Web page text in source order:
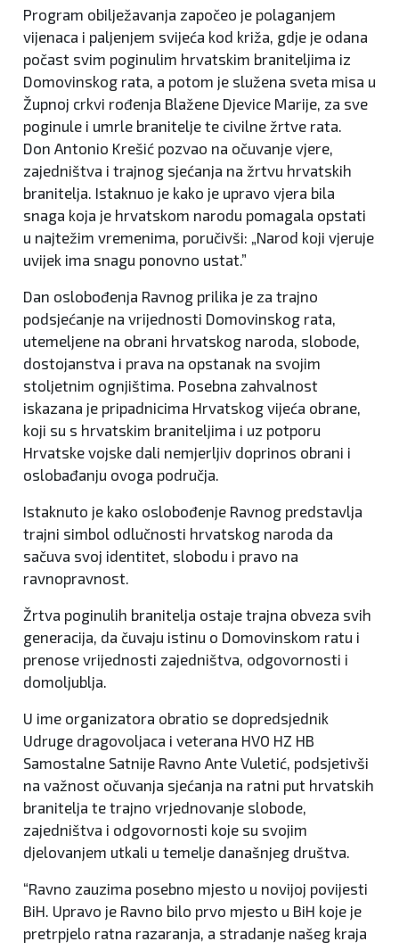
Program obilježavanja započeo je polaganjem
vijenaca i paljenjem svijeća kod križa, gdje je odana
počast svim poginulim hrvatskim braniteljima iz
Domovinskog rata, a potom je služena sveta misa u
Župnoj crkvi rođenja Blažene Djevice Marije, za sve
poginule i umrle branitelje te civilne žrtve rata.
Don Antonio Krešić pozvao na očuvanje vjere,
zajedništva i trajnog sjećanja na žrtvu hrvatskih
branitelja. Istaknuo je kako je upravo vjera bila
snaga koja je hrvatskom narodu pomagala opstati
u najtežim vremenima, poručivši: „Narod koji vjeruje
uvijek ima snagu ponovno ustat.”
Dan oslobođenja Ravnog prilika je za trajno
podsjećanje na vrijednosti Domovinskog rata,
utemeljene na obrani hrvatskog naroda, slobode,
dostojanstva i prava na opstanak na svojim
stoljetnim ognjištima. Posebna zahvalnost
iskazana je pripadnicima Hrvatskog vijeća obrane,
koji su s hrvatskim braniteljima i uz potporu
Hrvatske vojske dali nemjerljiv doprinos obrani i
oslobađanju ovoga područja.
Istaknuto je kako oslobođenje Ravnog predstavlja
trajni simbol odlučnosti hrvatskog naroda da
sačuva svoj identitet, slobodu i pravo na
ravnopravnost.
Žrtva poginulih branitelja ostaje trajna obveza svih
generacija, da čuvaju istinu o Domovinskom ratu i
prenose vrijednosti zajedništva, odgovornosti i
domoljublja.
U ime organizatora obratio se dopredsjednik
Udruge dragovoljaca i veterana HVO HZ HB
Samostalne Satnije Ravno Ante Vuletić, podsjetivši
na važnost očuvanja sjećanja na ratni put hrvatskih
branitelja te trajno vrjednovanje slobode,
zajedništva i odgovornosti koje su svojim
djelovanjem utkali u temelje današnjeg društva.
“Ravno zauzima posebno mjesto u novijoj povijesti
BiH. Upravo je Ravno bilo prvo mjesto u BiH koje je
pretrpjelo ratna razaranja, a stradanje našeg kraja